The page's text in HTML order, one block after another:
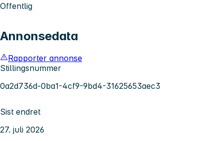
Offentlig
Annonsedata
Rapporter annonse
Stillingsnummer
0a2d736d-0ba1-4cf9-9bd4-31625653aec3
Sist endret
27. juli 2026